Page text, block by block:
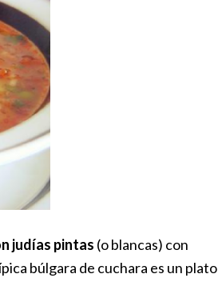
judías pintas (o blancas) con
búlgara de cuchara es un plato